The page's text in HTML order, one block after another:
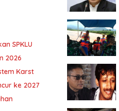
SPKLU
2026
Karst
ke 2027